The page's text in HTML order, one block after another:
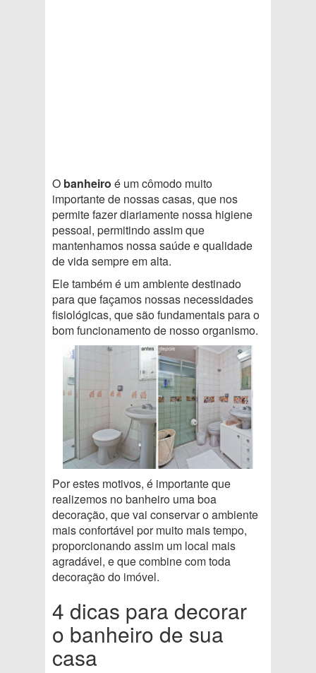
O banheiro é um cômodo muito
importante de nossas casas, que nos
permite fazer diariamente nossa higiene
pessoal, permitindo assim que
mantenhamos nossa saúde e qualidade
de vida sempre em alta.
Ele também é um ambiente destinado
para que façamos nossas necessidades
fisiológicas, que são fundamentais para o
bom funcionamento de nosso organismo.
Por estes motivos, é importante que
realizemos no banheiro uma boa
decoração, que vai conservar o ambiente
mais confortável por muito mais tempo,
proporcionando assim um local mais
agradável, e que combine com toda
decoração do imóvel.
4 dicas para decorar
o banheiro de sua
casa